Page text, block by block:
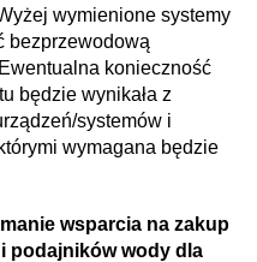
wymienione systemy
bezprzewodową
konieczność
będzie wynikała z
systemów i
wymagana będzie
wsparcia na zakup
podajników wody dla